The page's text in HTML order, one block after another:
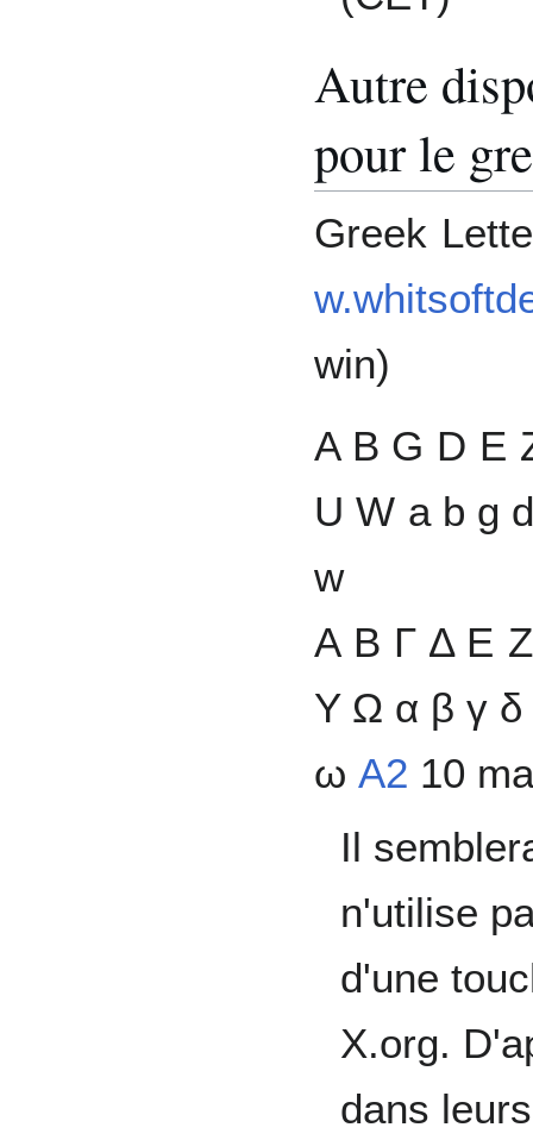
Autre
pour le
Greek
win)
A B G D E
U W a b g
w
Α Β Γ Δ Ε
Υ Ω α β γ δ
ω A2 10
Il
n'utilise
d'une
X.org.
dans